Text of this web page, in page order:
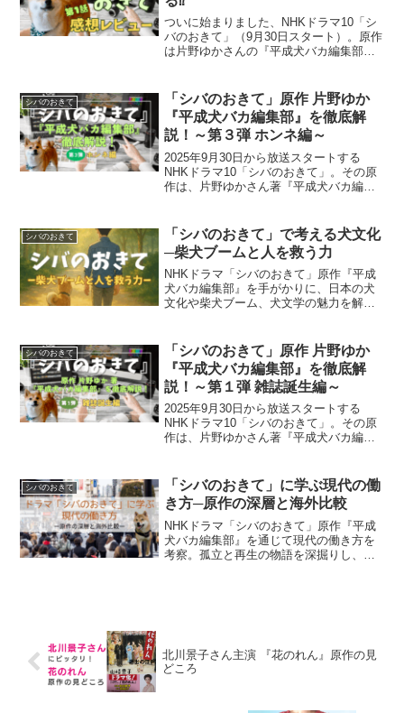
ついに始まりました、NHKドラマ10「シ
バのおきて」（9月30日スタート）。原作
は片野ゆかさんの『平成犬バカ編集部』
です。…いやいや、普通に考えて「柴犬
専門誌...
シバのおきて
「シバのおきて」原作 片野ゆか
『平成犬バカ編集部』を徹底解
説！～第３弾 ホンネ編～
2025年9月30日から放送スタートする
NHKドラマ10「シバのおきて」。その原
作は、片野ゆかさん著『平成犬バカ編集
されます。この記事では、原作の第９～
13話、他誌...
シバのおきて
「シバのおきて」で考える犬文化
─柴犬ブームと人を救う力
NHKドラマ「シバのおきて」原作『平成
犬バカ編集部』を手がかりに、日本の犬
文化や柴犬ブーム、犬文学の魅力を解
シバのおきて
「シバのおきて」原作 片野ゆか
『平成犬バカ編集部』を徹底解
説！～第１弾 雑誌誕生編～
2025年9月30日から放送スタートする
NHKドラマ10「シバのおきて」。その原
作は、片野ゆかさん著『平成犬バカ編集
されます。この記事では、原作の冒頭
（第1～3話）...
シバのおきて
「シバのおきて」に学ぶ現代の働
き方─原作の深層と海外比較
NHKドラマ「シバのおきて」原作『平成
犬バカ編集部』を通じて現代の働き方を
考察。孤立と再生の物語を深掘りし、海
北川景子さん主演 『花のれん』原作の見
どころ